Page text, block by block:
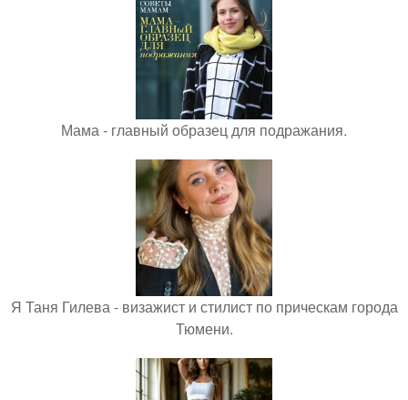
Мама - главный образец для подражания.
Я Таня Гилева - визажист и стилист по прическам города
Тюмени.